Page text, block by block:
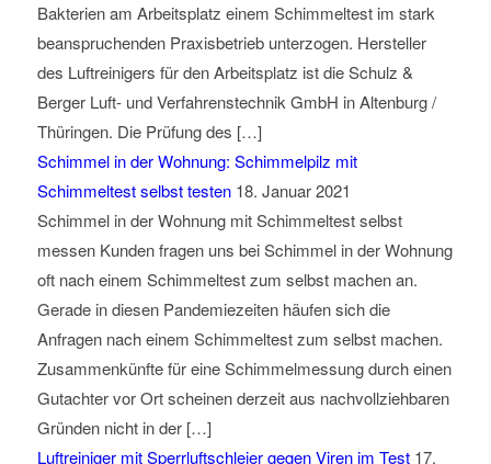
Bakterien am Arbeitsplatz einem Schimmeltest im stark
beanspruchenden Praxisbetrieb unterzogen. Hersteller
des Luftreinigers für den Arbeitsplatz ist die Schulz &
Berger Luft- und Verfahrenstechnik GmbH in Altenburg /
Thüringen. Die Prüfung des […]
Schimmel in der Wohnung: Schimmelpilz mit
Schimmeltest selbst testen 18. Januar 2021
Schimmel in der Wohnung mit Schimmeltest selbst
messen Kunden fragen uns bei Schimmel in der Wohnung
oft nach einem Schimmeltest zum selbst machen an.
Gerade in diesen Pandemiezeiten häufen sich die
Anfragen nach einem Schimmeltest zum selbst machen.
Zusammenkünfte für eine Schimmelmessung durch einen
Gutachter vor Ort scheinen derzeit aus nachvollziehbaren
Gründen nicht in der […]
Luftreiniger mit Sperrluftschleier gegen Viren im Test 17.